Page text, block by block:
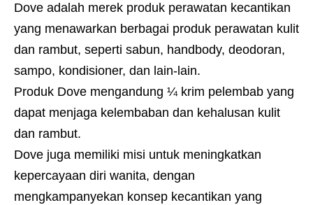
Dove adalah merek produk perawatan kecantikan
yang menawarkan berbagai produk perawatan kulit
dan rambut, seperti sabun, handbody, deodoran,
sampo, kondisioner, dan lain-lain.
Produk Dove mengandung ¼ krim pelembab yang
dapat menjaga kelembaban dan kehalusan kulit
dan rambut.
Dove juga memiliki misi untuk meningkatkan
kepercayaan diri wanita, dengan
mengkampanyekan konsep kecantikan yang